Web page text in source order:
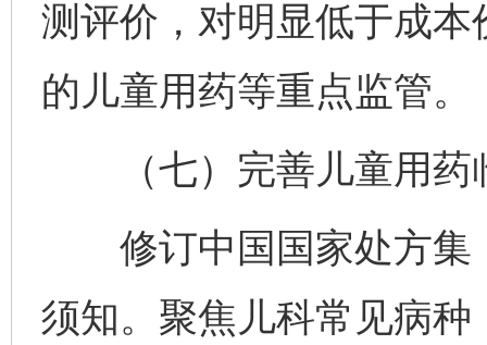
测评价，对明显低于成
的儿童用药等重点监管。
（七）完善儿童用药
修订中国国家处方集
须知。聚焦儿科常见病